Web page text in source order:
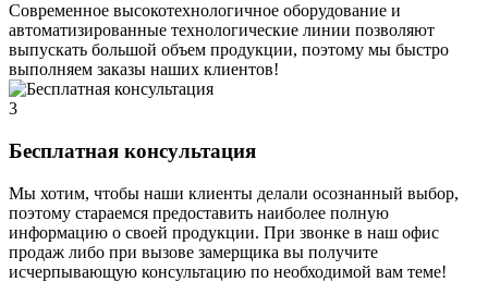
Современное высокотехнологичное оборудование и
автоматизированные технологические линии позволяют
выпускать большой объем продукции, поэтому мы быстро
выполняем заказы наших клиентов!
3
Бесплатная консультация
Мы хотим, чтобы наши клиенты делали осознанный выбор,
поэтому стараемся предоставить наиболее полную
информацию о своей продукции. При звонке в наш офис
продаж либо при вызове замерщика вы получите
исчерпывающую консультацию по необходимой вам теме!